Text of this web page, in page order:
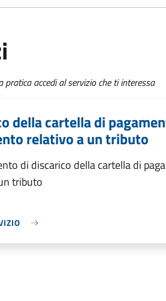
pratica accedi al servizio che ti interessa
della cartella di
relativo a un tributo
di discarico della cartella di
tributo